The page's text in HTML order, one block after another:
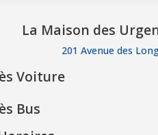
La Maison des
201 Avenue des
Voiture
Bus